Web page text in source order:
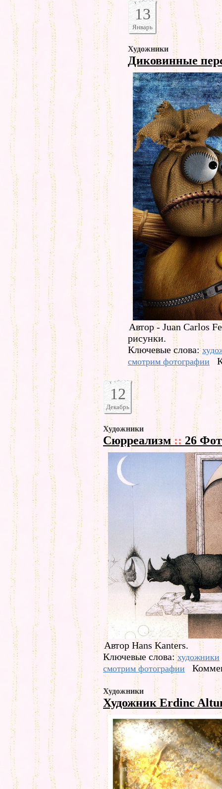
13
Январь
Художники
Диковинные
Автор - Juan Carlos
рисунки.
Ключевые слова:
смотрим фотографии
12
Декабрь
Художники
Сюрреализм:: 26
Автор Hans Kanters.
Ключевые слова:художники
смотрим фотографии
Художники
Художник Erdinc